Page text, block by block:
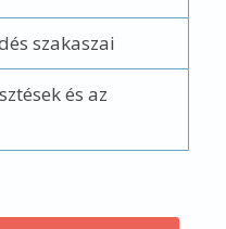
szakaszai
és az